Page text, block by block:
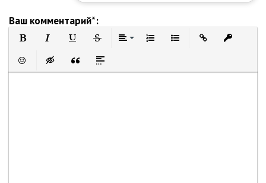
Ваш комментарий*:
Вставить смайлик
Вставка скрытого текста
Вставка цитаты
Вставка спойлера